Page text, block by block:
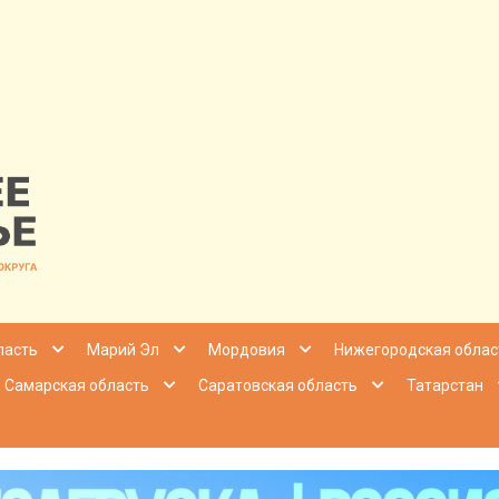
|Марий Эл Мордовия
Нижегородская
Самарская область Саратовская область
Татарстан